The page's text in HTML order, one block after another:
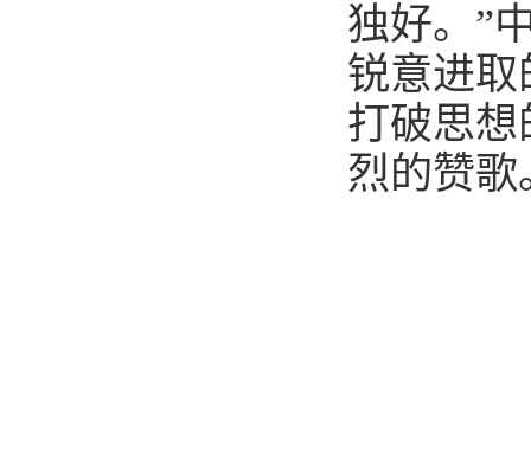
独好。”
锐意进
打破思
烈的赞歌